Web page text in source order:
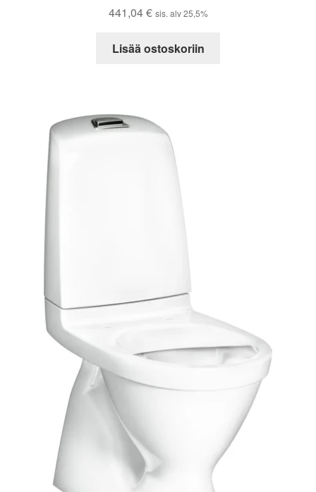
441,04€ sis. alv 25,5%
Lisää ostoskoriin